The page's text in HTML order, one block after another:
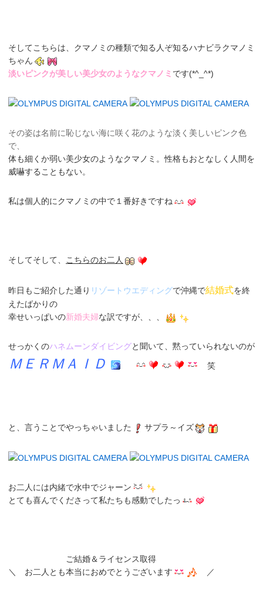
そしてこちらは、クマノミの種類で知る人ぞ知るハナビラクマノミ
ちゃん
淡いピンクが美しい美少女のようなクマノミ です(*^_^*)
その姿は名前に恥じない海に咲く花のような淡く美しいピンク色
で、
体も細くか弱い美少女のようなクマノミ。性格もおとなしく人間を
威嚇することもない。
私は個人的にクマノミの中で１番好きですね
そしてそして、 こちらのお二人
昨日もご紹介した通り リゾートウエディングで沖縄で結婚式を終
えたばかりの
幸せいっぱいの新婚夫婦な訳ですが、、、
せっかくのハネムーンダイビングと聞いて、黙っていられないのが
ＭＥＲＭＡＩＤ 笑
と、言うことでやっちゃいました サプラ～イズ
お二人には内緒で水中でジャーン
とても喜んでくださって私たちも感動でしたっ
ご結婚＆ライセンス取得
＼ お二人とも本当におめでとうございます
／